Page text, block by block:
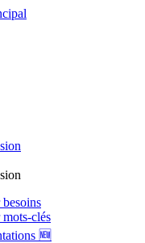
clés
🆕